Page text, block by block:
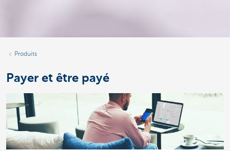
Produits
Payer et être payé